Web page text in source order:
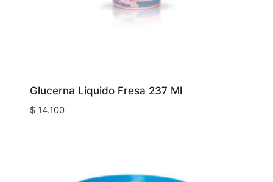
Glucerna Liquido Fresa 237 Ml
$14.100